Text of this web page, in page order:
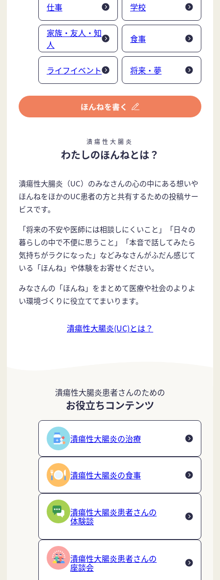
仕事 学校
家族・友人・知
人
食事
ライフイベント 将来・夢
潰瘍性大腸炎
わたしのほんねとは？
潰瘍性大腸炎（UC）のみなさんの心の中にある想いや
ほんねをほかのUC患者の方と共有するための投稿サー
ビスです。
「将来の不安や医師には相談しにくいこと」「日々の
暮らしの中で不便に思うこと」「本音で話してみたら
気持ちがラクになった」などみなさんがふだん感じて
いる「ほんね」や体験をお寄せください。
みなさんの「ほんね」をまとめて医療や社会のよりよ
い環境づくりに役立ててまいります。
潰瘍性大腸炎(UC)とは？
潰瘍性大腸炎患者さんのための
お役立ちコンテンツ
潰瘍性大腸炎の治療
潰瘍性大腸炎の食事
潰瘍性大腸炎患者さんの
体験談
潰瘍性大腸炎患者さんの
座談会